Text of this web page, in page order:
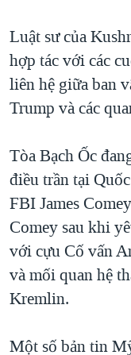
Luật sư của
hợp tác với các
liên hệ giữa ban
Trump và các
Tòa Bạch Ốc
điều trần tại
FBI James
Comey sau khi
với cựu Cố vấn
và mối quan hệ
Kremlin.
Một số bản tin